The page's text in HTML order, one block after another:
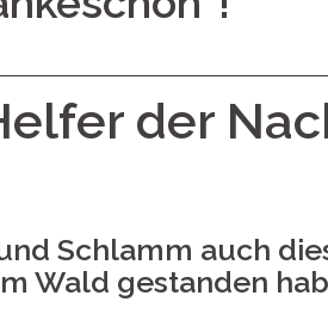
der
Schlamm auch
Wald gestanden